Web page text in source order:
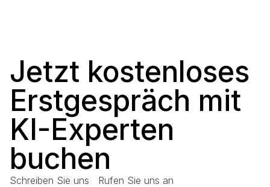
Jetzt kostenloses
Erstgespräch mit
KI-Experten
buchen
Schreiben Sie uns Rufen Sie uns an